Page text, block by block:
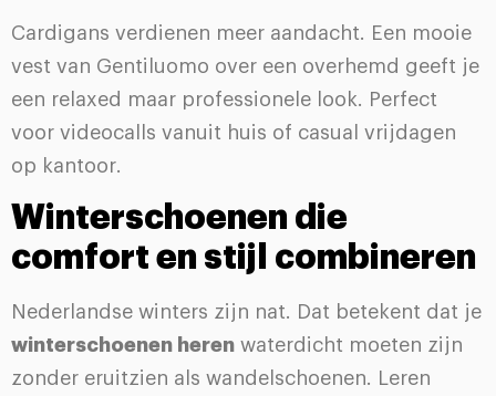
Cardigans verdienen meer aandacht. Een mooie
vest van Gentiluomo over een overhemd geeft je
een relaxed maar professionele look. Perfect
voor videocalls vanuit huis of casual vrijdagen
op kantoor.
Winterschoenen die
comfort en stijl combineren
Nederlandse winters zijn nat. Dat betekent dat je
winterschoenen heren waterdicht moeten zijn
zonder eruitzien als wandelschoenen. Leren